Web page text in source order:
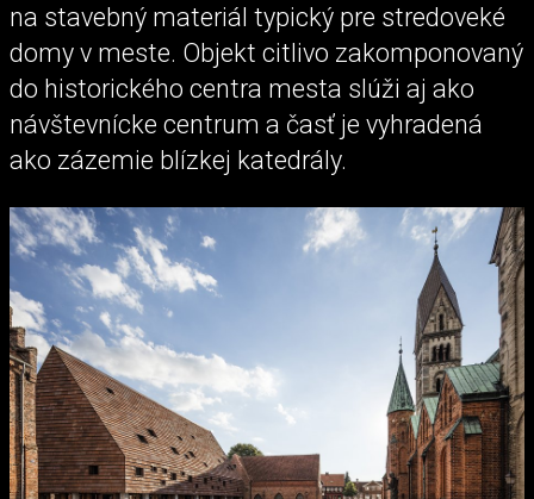
na stavebný materiál typický pre stredoveké
domy v meste. Objekt citlivo zakomponovaný
do historického centra mesta slúži aj ako
návštevnícke centrum a časť je vyhradená
ako zázemie blízkej katedrály.